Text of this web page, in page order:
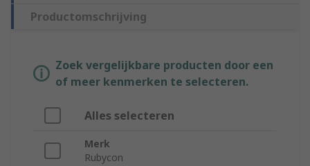
Productomschrijving
Zoek vergelijkbare producten door een
of meer kenmerken te selecteren.
Alles selecteren
Merk
Rubycon